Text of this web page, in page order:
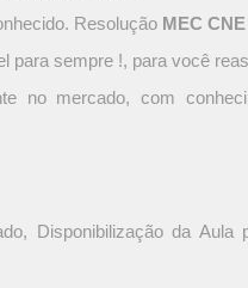
Resolução MEC CNE
para sempre !, para você
no mercado, com
Disponibilização da